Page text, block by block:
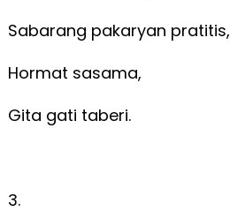
Sabarang pakaryan pratitis,
Hormat sasama,
Gita gati taberi.
3.